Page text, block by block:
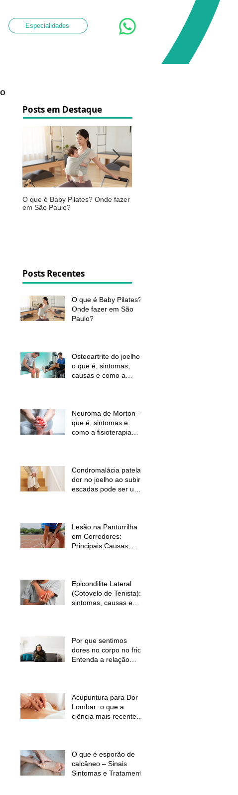
Especialidades
Posts em Destaque
O que é Baby Pilates? Onde fazer
em São Paulo?
Posts Recentes
O que é Baby Pilates?
Onde fazer em São
Paulo?
Osteoartrite do joelho:
o que é, sintomas,
causas e como a
Neuroma de Morton - o
que é, sintomas e
como a fisioterapia
Condromalácia patelar:
dor no joelho ao subir
escadas pode ser um
Lesão na Panturrilha
em Corredores:
Principais Causas,
Epicondilite Lateral
(Cotovelo de Tenista):
sintomas, causas e
Por que sentimos
dores no corpo no frio?
Entenda a relação
Acupuntura para Dor
Lombar: o que a
ciência mais recente
O que é esporão de
calcâneo – Sinais
Sintomas e Tratamento